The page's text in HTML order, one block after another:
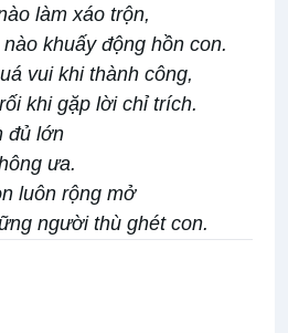
làm xáo trộn,
khuấy động hồn con.
vui khi thành công,
khi gặp lời chỉ trích.
đủ lớn
ưa.
luôn rộng mở
người thù ghét con.